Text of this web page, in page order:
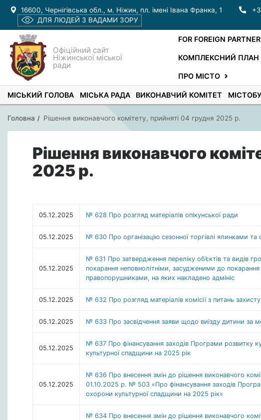
16600, Чернігівська обл., м. Ніжин, пл. імені Івана Франка, 1
ДЛЯ ЛЮДЕЙ З ВАДАМИ ЗОРУ
Офіційний сайт
Ніжинської міської
ради
FOR FOREIGN
КОМПЛЕКСНИЙ ПЛАН
ПРО МІСТО
МІСЬКИЙ ГОЛОВА МІСЬКА РАДА ВИКОНАВЧИЙ КОМІТЕТ
Головна Рішення виконавчого комітету, прийняті 04 грудня 2025 р.
Рішення виконавчого
2025 р.
05.12.2025 № 628 Про розгляд матеріалів опікунської ради
05.12.2025 № 630 Про організацію сезонної торгівлі ялинками та
05.12.2025
№ 631 Про затвердження переліку об’єктів та видів
покарання неповнолітніми, засудженими до
правопорушниками, на яких накладено адмініс
05.12.2025 № 632 Про розгляд матеріалів комісії з питань
05.12.2025 № 633 Про засвідчення заяви щодо виїзду дитини за
05.12.2025
№ 637 Про фінансування заходів Програми розвитку
культурної спадщини на 2025 рік
05.12.2025
№ 636 Про внесення змін до рішення виконавчого
01.10.2025 р. № 503 «Про фінансування заходів
охорони культурної спадщини на 2025 рік»
№ 634 Про внесення змін до рішення виконавчого